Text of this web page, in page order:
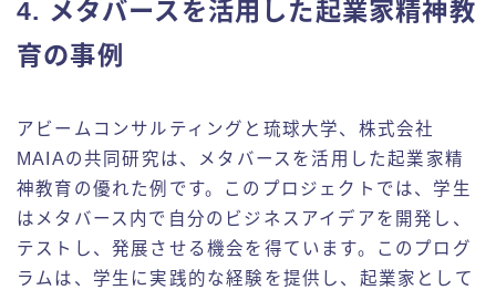
4. メタバースを活用した起業家精神教
育の事例
アビームコンサルティングと琉球大学、株式会社
MAIAの共同研究は、メタバースを活用した起業家精
神教育の優れた例です。このプロジェクトでは、学生
はメタバース内で自分のビジネスアイデアを開発し、
テストし、発展させる機会を得ています。このプログ
ラムは、学生に実践的な経験を提供し、起業家として